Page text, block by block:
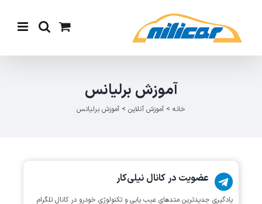
content
آموزش برلیانس
خانه > آموزش آنلاین > آموزش برلیانس
عضویت در کانال نیلی‌کار
یادگیری جدیدترین متد‌های عیب یابی‌ و تکنولوژی خودرو در کانال تلگرام